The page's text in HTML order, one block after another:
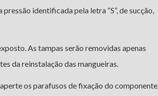
identificada pela letra “S”, de sucção,
As tampas serão removidas apenas
da reinstalação das mangueiras.
os parafusos de fixação do componente